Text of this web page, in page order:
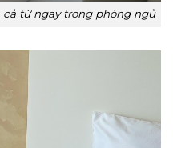
từ ngay trong phòng ngủ